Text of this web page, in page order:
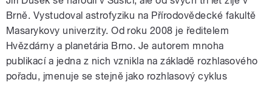
Brně. Vystudoval astrofyziku na Přírodovědecké fakultě
Masarykovy univerzity. Od roku 2008 je ředitelem
Hvězdárny a planetária Brno. Je autorem mnoha
publikací a jedna z nich vznikla na základě rozhlasového
pořadu, jmenuje se stejně jako rozhlasový cyklus